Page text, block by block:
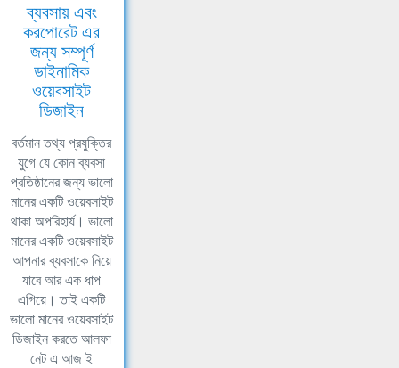
ব্যবসায় এবং
করপোরেট এর
জন্য সম্পূর্ণ
ডাইনামিক
ওয়েবসাইট
ডিজাইন
বর্তমান তথ্য প্রযুক্তির
যুগে যে কোন ব্যবসা
প্রতিষ্ঠানের জন্য ভালো
মানের একটি ওয়েবসাইট
থাকা অপরিহার্য। ভালো
মানের একটি ওয়েবসাইট
আপনার ব্যবসাকে নিয়ে
যাবে আর এক ধাপ
এগিয়ে। তাই একটি
ভালো মানের ওয়েবসাইট
ডিজাইন করতে আলফা
নেট এ আজ ই